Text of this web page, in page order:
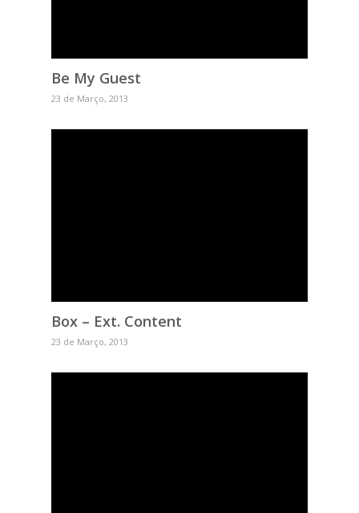
Be My Guest
23 de Março, 2013
Box – Ext. Content
23 de Março, 2013